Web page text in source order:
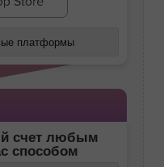
платформы
счет любым
способом